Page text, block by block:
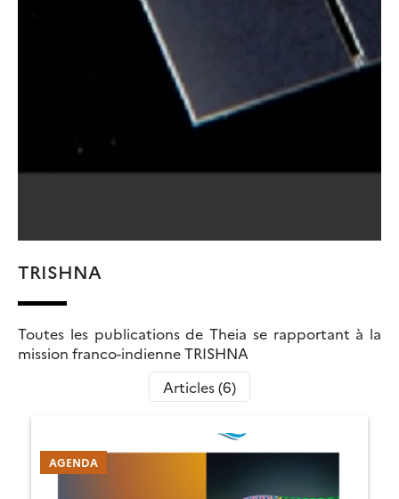
TRISHNA
Toutes les publications de Theia se rapportant à la
mission franco-indienne TRISHNA
Articles (6)
AGENDA